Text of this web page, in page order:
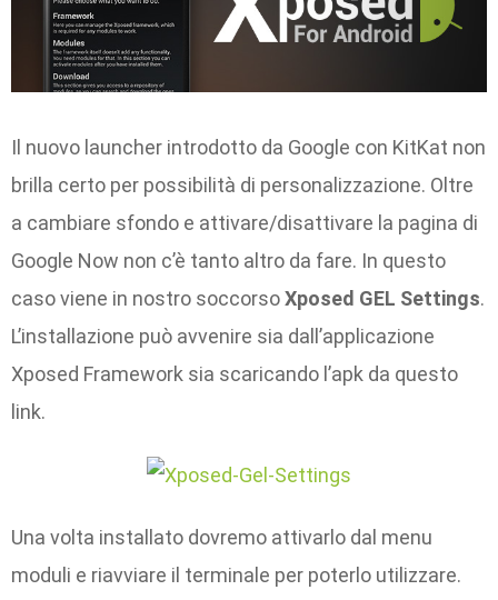
Il nuovo launcher introdotto da Google con KitKat non
brilla certo per possibilità di personalizzazione. Oltre
a cambiare sfondo e attivare/disattivare la pagina di
Google Now non c’è tanto altro da fare. In questo
caso viene in nostro soccorsoXposed GEL Settings.
L’installazione può avvenire sia dall’applicazione
Xposed Framework sia scaricando l’apk da questo
link.
Una volta installato dovremo attivarlo dal menu
moduli e riavviare il terminale per poterlo utilizzare.